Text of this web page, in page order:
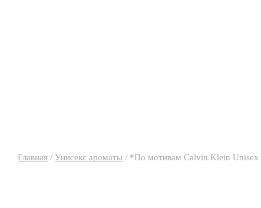
Главная / Унисекс ароматы / *По мотивам Calvin Klein Unisex